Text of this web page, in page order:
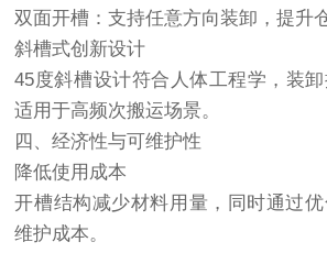
双面开槽：支持任意方向装卸，提升
斜槽式创新设计
45度斜槽设计符合人体工程学，装
适用于高频次搬运场景。
四、经济性与可维护性
降低使用成本
开槽结构减少材料用量，同时通过
维护成本。